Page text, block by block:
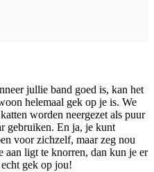
jullie band goed is, kan het
helemaal gek op je is. We
worden neergezet als puur
gebruiken. En ja, je kunt
voor zichzelf, maar zeg nou
aan ligt te knorren, dan kun je er
gek op jou!